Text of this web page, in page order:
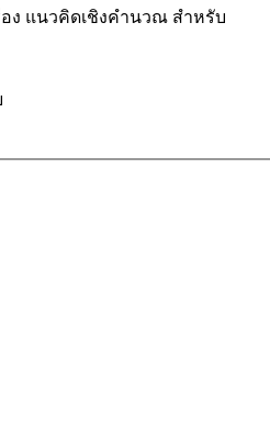
ง แนวคิดเชิงคำนวณ สำหรับ